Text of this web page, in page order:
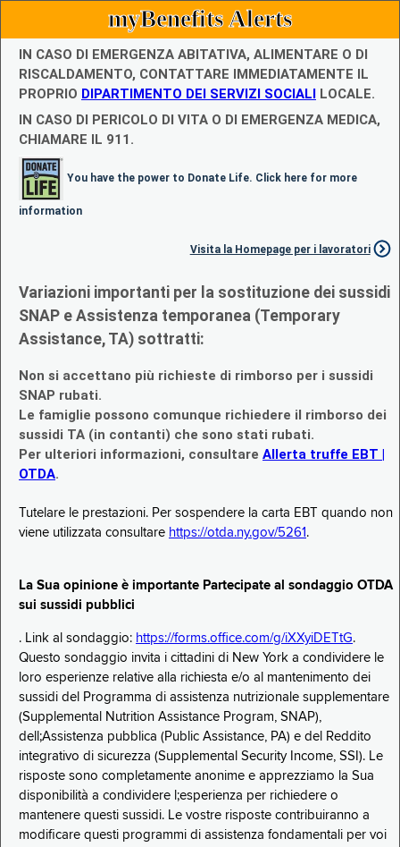
myBenefits Alerts
IN CASO DI EMERGENZA ABITATIVA, ALIMENTARE O DI
RISCALDAMENTO, CONTATTARE IMMEDIATAMENTE IL
PROPRIO DIPARTIMENTO DEI SERVIZI SOCIALI LOCALE.
IN CASO DI PERICOLO DI VITA O DI EMERGENZA MEDICA,
CHIAMARE IL 911.
You have the power to Donate Life. Click here for more
information
Visita la Homepage per i lavoratori
Variazioni importanti per la sostituzione dei sussidi
SNAP e Assistenza temporanea (Temporary
Assistance, TA) sottratti:
Non si accettano più richieste di rimborso per i sussidi
SNAP rubati.
Le famiglie possono comunque richiedere il rimborso dei
sussidi TA (in contanti) che sono stati rubati.
Per ulteriori informazioni, consultare Allerta truffe EBT |
OTDA.
Tutelare le prestazioni. Per sospendere la carta EBT quando non
viene utilizzata consultare https://otda.ny.gov/5261 .
La Sua opinione è importante Partecipate al sondaggio OTDA
sui sussidi pubblici
. Link al sondaggio: https://forms.office.com/g/iXXyiDETtG.
Questo sondaggio invita i cittadini di New York a condividere le
loro esperienze relative alla richiesta e/o al mantenimento dei
sussidi del Programma di assistenza nutrizionale supplementare
(Supplemental Nutrition Assistance Program, SNAP),
dell;Assistenza pubblica (Public Assistance, PA) e del Reddito
integrativo di sicurezza (Supplemental Security Income, SSI). Le
risposte sono completamente anonime e apprezziamo la Sua
disponibilità a condividere l;esperienza per richiedere o
mantenere questi sussidi. Le vostre risposte contribuiranno a
modificare questi programmi di assistenza fondamentali per voi